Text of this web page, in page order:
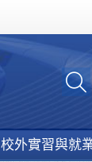
校外實習與就